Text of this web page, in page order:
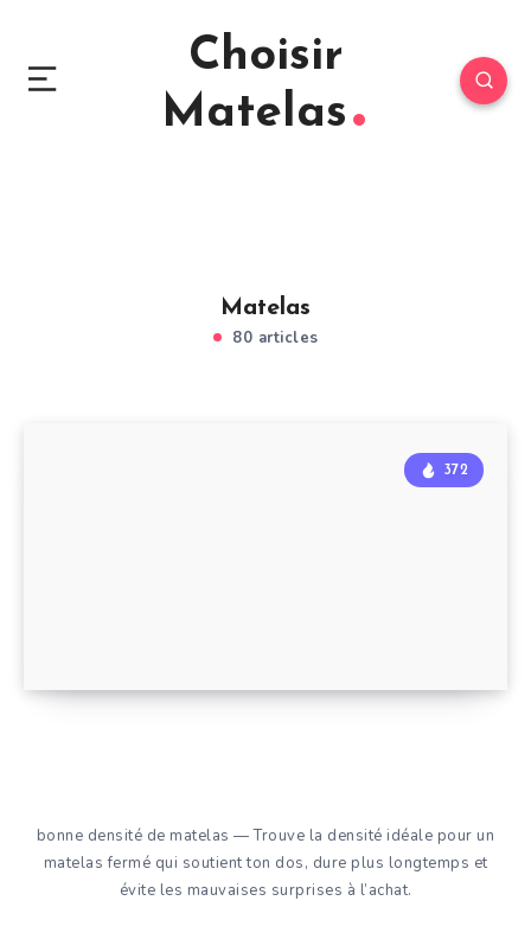
Choisir
Matelas
Matelas
80 articles
372
bonne densité de matelas — Trouve la densité idéale pour un
matelas fermé qui soutient ton dos, dure plus longtemps et
évite les mauvaises surprises à l’achat.